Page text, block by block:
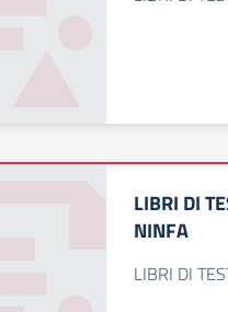
LIBRI DI
NINFA
LIBRI DI